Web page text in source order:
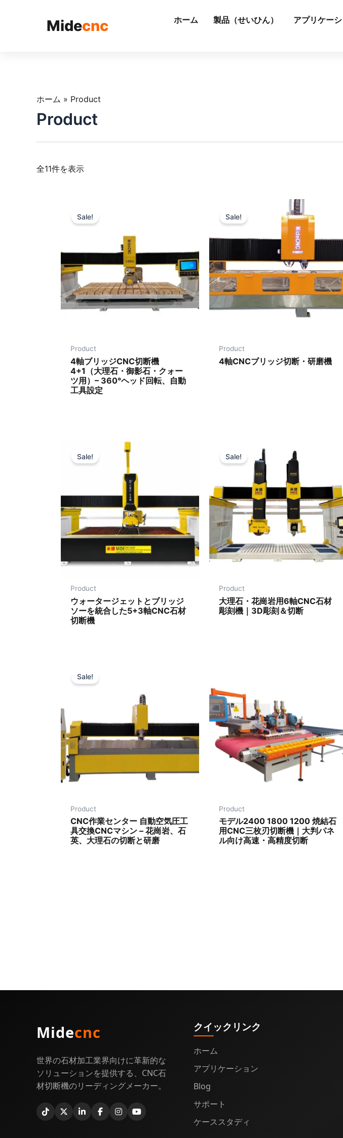
Midecnc ホーム 製品（せいひん） アプリケー
ホーム » Product
Product
全11件を表示
Sale!
Product
4軸ブリッジCNC切断機
4+1（大理石・御影石・クォー
ツ用）– 360°ヘッド回転、自動
工具設定
Sale!
Product
4軸CNCブリッジ切断・研磨機
Sale!
Product
ウォータージェットとブリッジ
ソーを統合した5+3軸CNC石材
切断機
Sale!
Product
大理石・花崗岩用6軸CNC石材
彫刻機｜3D彫刻＆切断
Sale!
Product
CNC作業センター 自動空気圧工
具交換CNCマシン – 花崗岩、石
英、大理石の切断と研磨
Product
モデル2400 1800 1200 焼結石
用CNC三枚刃切断機｜大判パネ
ル向け高速・高精度切断
Midecnc
世界の石材加工業界向けに革新的な
ソリューションを提供する、CNC石
材切断機のリーディングメーカー。
クイックリンク
ホーム
アプリケーション
Blog
サポート
ケーススタディ